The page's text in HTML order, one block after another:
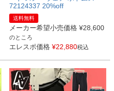
72124337 20%off
送料無料
メーカー希望小売価格 ¥28,600
のところ
エレスポ価格 ¥22,880税込